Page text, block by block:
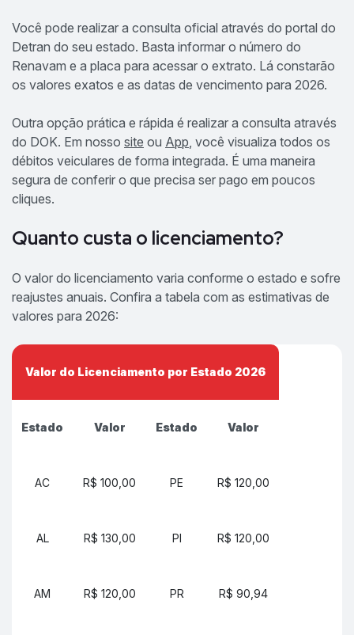
Você pode realizar a consulta oficial através do portal do
Detran do seu estado. Basta informar o número do
Renavam e a placa para acessar o extrato. Lá constarão
os valores exatos e as datas de vencimento para 2026.
Outra opção prática e rápida é realizar a consulta através
do DOK. Em nosso site ou App , você visualiza todos os
débitos veiculares de forma integrada. É uma maneira
segura de conferir o que precisa ser pago em poucos
cliques.
Quanto custa o licenciamento?
O valor do licenciamento varia conforme o estado e sofre
reajustes anuais. Confira a tabela com as estimativas de
valores para 2026:
Valor do Licenciamento por Estado 2026
Estado Valor Estado Valor
AC R$ 100,00 PE R$ 120,00
AL R$ 130,00 PI R$ 120,00
AM R$ 120,00 PR R$ 90,94